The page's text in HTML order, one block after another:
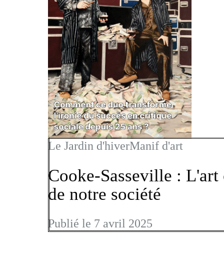
Le Jardin d'hiverManif d'art
Cooke-Sasseville :
de notre société
Publié le 7 avril 2025